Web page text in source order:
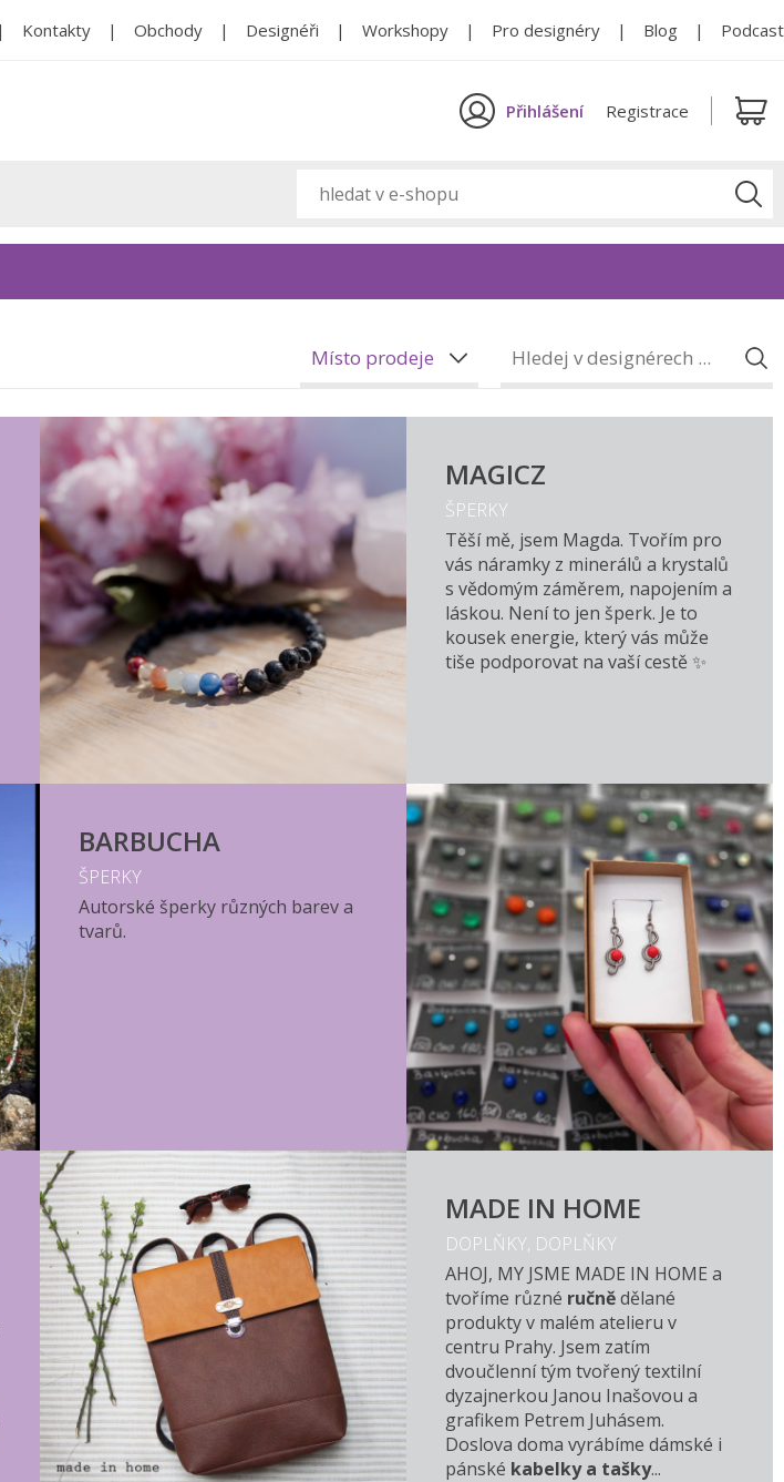
Kontakty Obchody Designéři Workshopy Pro designéry Blog Podcast
Přihlášení Registrace
Místo prodeje
MAGICZ
ŠPERKY
Těší mě, jsem Magda. Tvořím pro
vás náramky z minerálů a krystalů
s vědomým záměrem, napojením a
láskou. Není to jen šperk. Je to
kousek energie, který vás může
tiše podporovat na vaší cestě ✨
BARBUCHA
ŠPERKY
Autorské šperky různých barev a
tvarů.
MADE IN HOME
DOPLŇKY, DOPLŇKY
AHOJ, MY JSME MADE IN HOME a
tvoříme různé ručnědělané
produkty v malém atelieru v
centru Prahy. Jsem zatím
dvoučlenní tým tvořený textilní
dyzajnerkou Janou Inašovou a
grafikem Petrem Juhásem.
Doslova doma vyrábíme dámské i
pánské kabelky a tašky...